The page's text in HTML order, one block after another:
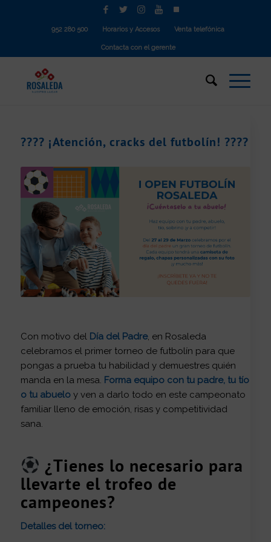
952 280 500 Horarios y Accesos Venta telefónica
Contacta con el gerente
???? ¡Atención, cracks del futbolín! ????
Con motivo del Día del Padre, en Rosaleda
celebramos el primer torneo de futbolín para que
pongas a prueba tu habilidad y demuestres quién
manda en la mesa. Forma equipo con tu padre, tu tío
o tu abueloy ven a darlo todo en este campeonato
familiar lleno de emoción, risas y competitividad
sana.
¿Tienes lo necesario para
llevarte el trofeo de
campeones?
Detalles del torneo: